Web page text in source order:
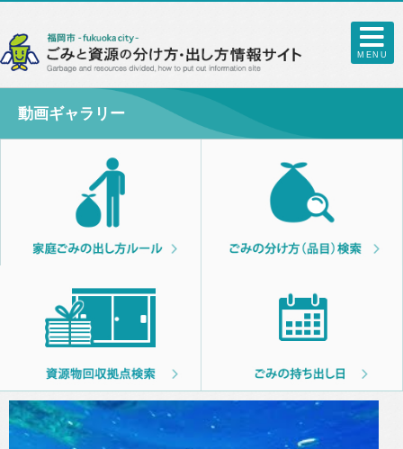
MENU
動画ギャラリー